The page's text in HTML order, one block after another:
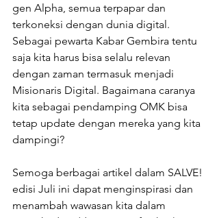
gen Alpha, semua terpapar dan
terkoneksi dengan dunia digital.
Sebagai pewarta Kabar Gembira tentu
saja kita harus bisa selalu relevan
dengan zaman termasuk menjadi
Misionaris Digital. Bagaimana caranya
kita sebagai pendamping OMK bisa
tetap update dengan mereka yang kita
dampingi?
Semoga berbagai artikel dalam SALVE!
edisi Juli ini dapat menginspirasi dan
menambah wawasan kita dalam